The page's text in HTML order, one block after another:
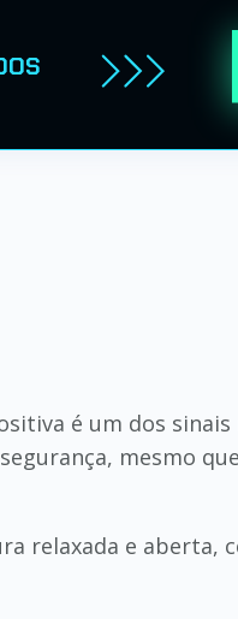
é um dos
mesmo
relaxada e aberta,